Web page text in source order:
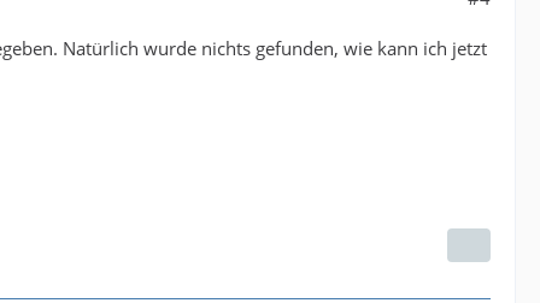
Natürlich wurde nichts gefunden, wie kann ich jetzt